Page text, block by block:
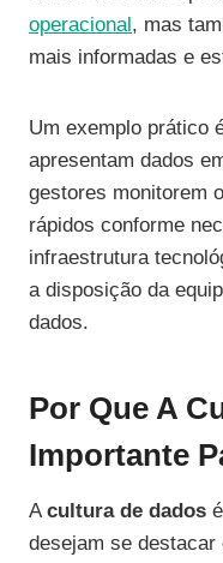
operacional , mas
mais informadas e
Um exemplo prático
apresentam dados
gestores monitorem
rápidos conforme
infraestrutura
a disposição da
dados.
Por Que A
Importante
Acultura de dados
desejam se